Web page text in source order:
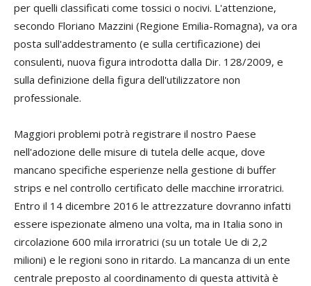
per quelli classificati come tossici o nocivi. L'attenzione,
secondo Floriano Mazzini (Regione Emilia-Romagna), va ora
posta sull'addestramento (e sulla certificazione) dei
consulenti, nuova figura introdotta dalla Dir. 128/2009, e
sulla definizione della figura dell'utilizzatore non
professionale.
Maggiori problemi potrà registrare il nostro Paese
nell'adozione delle misure di tutela delle acque, dove
mancano specifiche esperienze nella gestione di buffer
strips e nel controllo certificato delle macchine irroratrici.
Entro il 14 dicembre 2016 le attrezzature dovranno infatti
essere ispezionate almeno una volta, ma in Italia sono in
circolazione 600 mila irroratrici (su un totale Ue di 2,2
milioni) e le regioni sono in ritardo. La mancanza di un ente
centrale preposto al coordinamento di questa attività è